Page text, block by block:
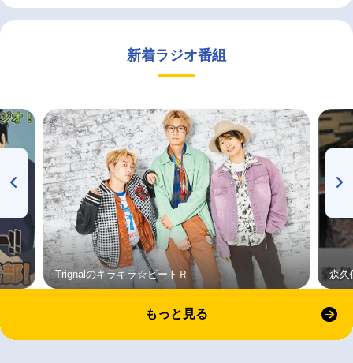
新着ラジオ番組
Trignalのキラキラ☆ビートＲ 森久
もっと見る